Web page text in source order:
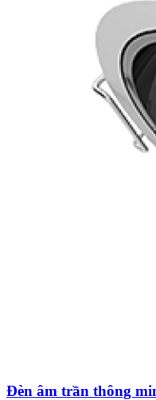
Đèn âm trần thông